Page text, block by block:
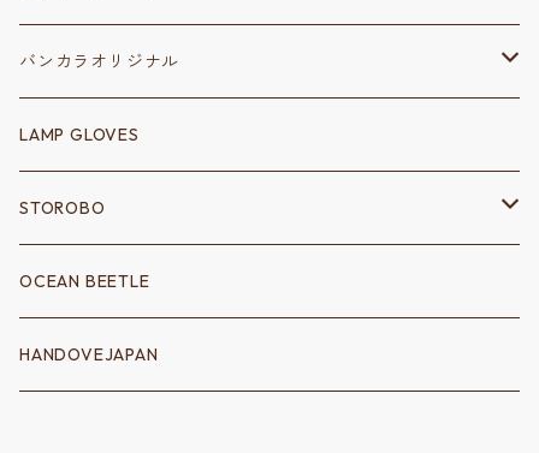
保安部品
リフレクター
変速装置
シフトノブ
シフトゲート
シャーシ
フェンダーアクセサリー
消化器
電装系
配線
サドルバッグ
バンカラオリジナル
ステッカー
キーホルダー
ウェア
ロングスリーブＴシャツ
トートバッグ
LAMP GLOVES
STOROBO
ツールバッグ
OCEAN BEETLE
HANDOVEJAPAN